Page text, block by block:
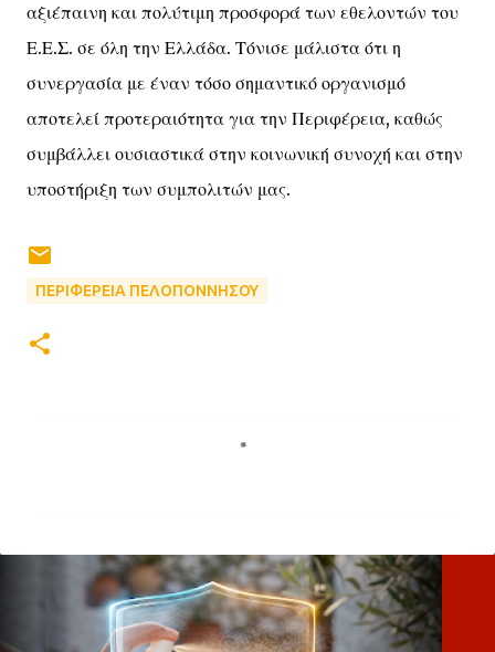
αξιέπαινη και πολύτιμη προσφορά των εθελοντών του
Ε.Ε.Σ. σε όλη την Ελλάδα. Τόνισε μάλιστα ότι η
συνεργασία με έναν τόσο σημαντικό οργανισμό
αποτελεί προτεραιότητα για την Περιφέρεια, καθώς
συμβάλλει ουσιαστικά στην κοινωνική συνοχή και στην
υποστήριξη των συμπολιτών μας.
ΠΕΡΙΦΕΡΕΙΑ ΠΕΛΟΠΟΝΝΗΣΟΥ
λ